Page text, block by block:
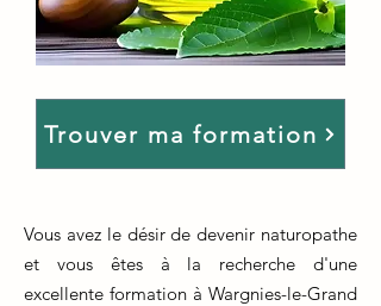
Trouver ma formation
Vous avez le désir de devenir naturopathe
et vous êtes à la recherche d'une
excellente formation à Wargnies-le-Grand